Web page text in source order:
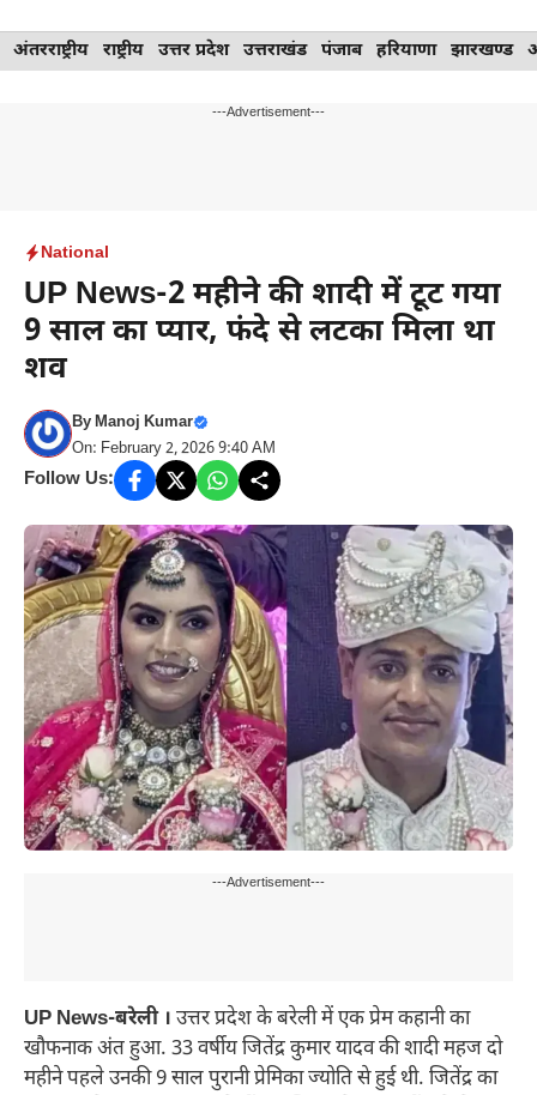
Skip
to
अंतरराष्ट्रीय राष्ट्रीय उत्तर प्रदेश उत्तराखंड पंजाब हरियाणा झारखण्ड
---Advertisement---
National
UP News-2 महीने की शादी में टूट गया
9 साल का प्यार, फंदे से लटका मिला था
शव
ByManoj Kumar
On: February 2, 2026 9:40 AM
Follow Us:
---Advertisement---
UP News-बरेली । उत्तर प्रदेश के बरेली में एक प्रेम कहानी का
खौफनाक अंत हुआ. 33 वर्षीय जितेंद्र कुमार यादव की शादी महज दो
महीने पहले उनकी 9 साल पुरानी प्रेमिका ज्योति से हुई थी. जितेंद्र का